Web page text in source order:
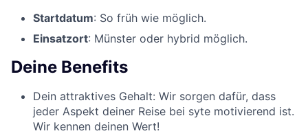
Startdatum: So früh wie möglich.
Einsatzort: Münster oder hybrid möglich.
Deine Benefits
Dein attraktives Gehalt: Wir sorgen dafür, dass
jeder Aspekt deiner Reise bei syte motivierend ist.
Wir kennen deinen Wert!